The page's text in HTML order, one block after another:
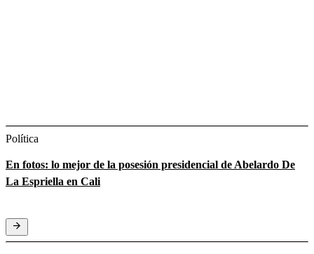
Política
En fotos: lo mejor de la posesión presidencial de Abelardo De
La Espriella en Cali